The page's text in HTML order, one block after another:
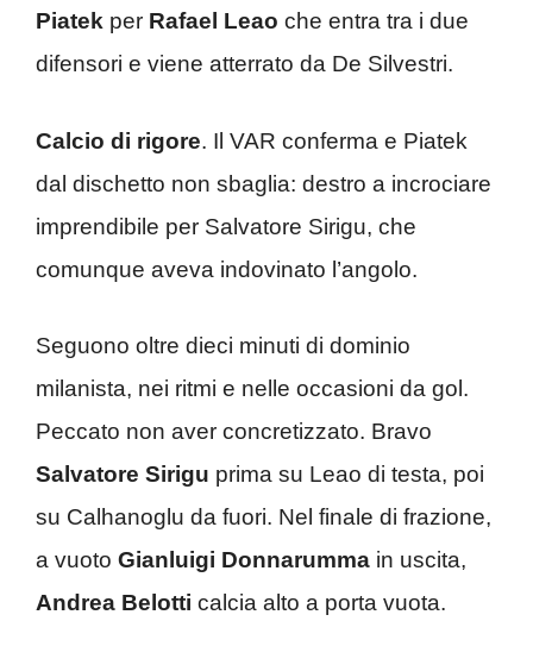
Piatek per Rafael Leao che entra tra i due
difensori e viene atterrato da De Silvestri.
Calcio di rigore. Il VAR conferma e Piatek
dal dischetto non sbaglia: destro a incrociare
imprendibile per Salvatore Sirigu, che
comunque aveva indovinato l’angolo.
Seguono oltre dieci minuti di dominio
milanista, nei ritmi e nelle occasioni da gol.
Peccato non aver concretizzato. Bravo
Salvatore Sirigu prima su Leao di testa, poi
su Calhanoglu da fuori. Nel finale di frazione,
a vuoto Gianluigi Donnarumma in uscita,
Andrea Belotti calcia alto a porta vuota.